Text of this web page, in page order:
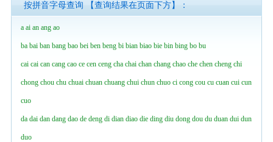
按拼音字母查询 【查询结果在页面下方】：
a ai an ang ao
ba bai ban bang bao bei ben beng bi bian biao bie bin bing bo bu
cai cai can cang cao ce cen ceng cha chai chan chang chao che chen cheng chi
chong chou chu chuai chuan chuang chui chun chuo ci cong cou cu cuan cui cun
cuo
da dai dan dang dao de deng di dian diao die ding diu dong dou du duan dui dun
duo